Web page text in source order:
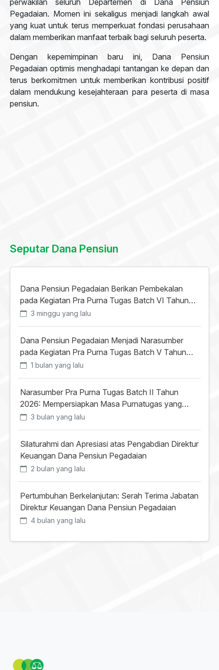
perwakilan seluruh Departemen di Dana Pensiun
Pegadaian. Momen ini sekaligus menjadi langkah awal
yang kuat untuk terus memperkuat fondasi perusahaan
dalam memberikan manfaat terbaik bagi seluruh peserta.
Dengan kepemimpinan baru ini, Dana Pensiun
Pegadaian optimis menghadapi tantangan ke depan dan
terus berkomitmen untuk memberikan kontribusi positif
dalam mendukung kesejahteraan para peserta di masa
pensiun.
Seputar Dana Pensiun
Dana Pensiun Pegadaian Berikan Pembekalan
pada Kegiatan Pra Purna Tugas Batch VI Tahun
2026 di Lombok
3 minggu yang lalu
Dana Pensiun Pegadaian Menjadi Narasumber
pada Kegiatan Pra Purna Tugas Batch V Tahun
2026 di Yogyakarta
1 bulan yang lalu
Narasumber Pra Purna Tugas Batch II Tahun
2026: Mempersiapkan Masa Purnatugas yang
Produktif dan Bermakna
3 bulan yang lalu
Silaturahmi dan Apresiasi atas Pengabdian Direktur
Keuangan Dana Pensiun Pegadaian
2 bulan yang lalu
Pertumbuhan Berkelanjutan: Serah Terima Jabatan
Direktur Keuangan Dana Pensiun Pegadaian
4 bulan yang lalu